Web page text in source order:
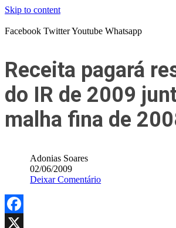
Skip to content
Facebook TwitterYoutube Whatsapp
Receita pagará
do IR de 2009
malha fina de
Adonias Soares
02/06/2009
Deixar Comentário
Facebook